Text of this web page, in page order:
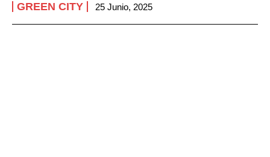
GREEN CITY 25 Junio, 2025